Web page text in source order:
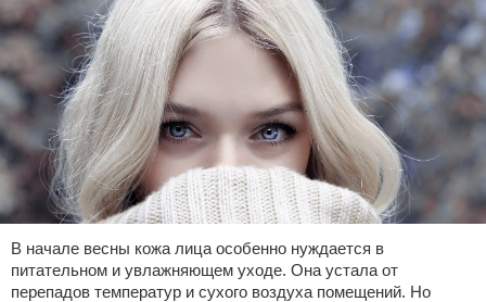
В начале весны кожа лица особенно нуждается в
питательном и увлажняющем уходе. Она устала от
перепадов температур и сухого воздуха помещений. Но